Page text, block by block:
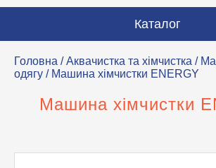
Каталог
Пральні машини
Сушильні машини
Прасувальні машини
Головна /Аквачистка та хімчистка /
одягу / Машина хімчистки ENERGY
Машина хімчистки